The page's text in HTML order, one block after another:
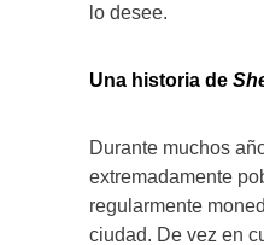
lo desee.
Una historia de
Durante muchos
extremadamente
regularmente
ciudad. De vez en